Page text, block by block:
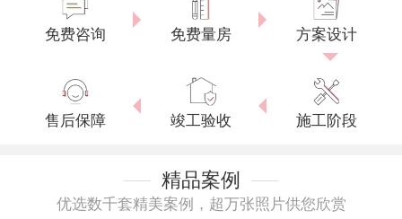
免费咨询 免费量房 方案设计
售后保障 竣工验收 施工阶段
精品案例
优选数千套精美案例，超万张照片供您欣赏